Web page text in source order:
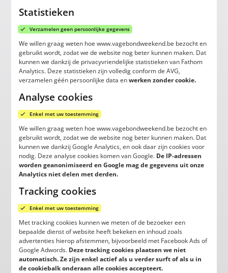
Statistieken
Verzamelen geen persoonlijke gegevens
We willen graag weten hoe www.vagebondweekend.be bezocht en
gebruikt wordt, zodat we de website nog beter kunnen maken. Dat
kunnen we dankzij de privacyvriendelijke statistieken van Fathom
Analytics. Deze statistieken zijn volledig conform de AVG,
verzamelen géén persoonlijke data enwerken zonder cookie.
Analyse cookies
Enkel met uw toestemming
We willen graag weten hoe www.vagebondweekend.be bezocht en
gebruikt wordt, zodat we de website nog beter kunnen maken. Dat
kunnen we dankzij Google Analytics, en ook daar zijn cookies voor
nodig. Deze analyse cookies komen van Google. De IP-adressen
worden geanonimiseerd en Google mag de gegevens uit onze
Analytics niet delen met derden.
Tracking cookies
Enkel met uw toestemming
Met tracking cookies kunnen we meten of de bezoeker een
bepaalde dienst of website heeft bekeken en inhoud zoals
advertenties hierop afstemmen, bijvoorbeeld met Facebook Ads of
Google Adwords. Deze tracking cookies plaatsen we niet
automatisch. Ze zijn enkel actief als u verder surft of als u in
de cookiebalk onderaan alle cookies accepteert.